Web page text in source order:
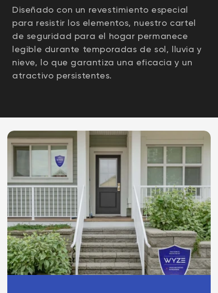
Diseñado con un revestimiento especial
para resistir los elementos, nuestro cartel
de seguridad para el hogar permanece
legible durante temporadas de sol, lluvia y
nieve, lo que garantiza una eficacia y un
atractivo persistentes.